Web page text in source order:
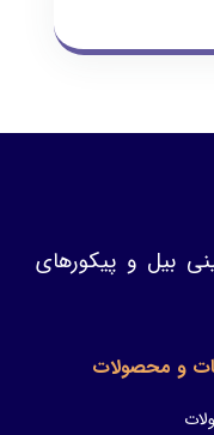
بیل و پیکورهای
و محصولات